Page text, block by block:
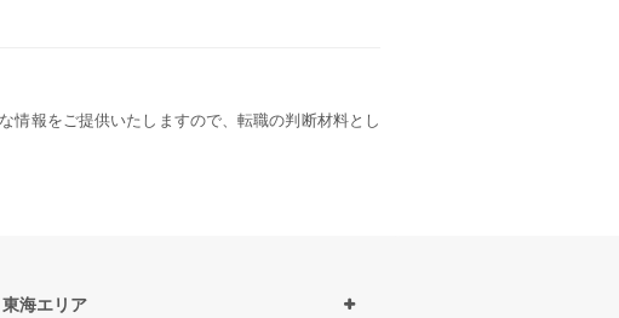
情報をご提供いたしますので、転職の判断材料とし
東海エリア